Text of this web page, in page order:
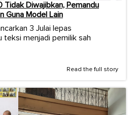
Tidak Diwajibkan, Pemandu
Guna Model Lain
3 Julai lepas
teksi menjadi pemilik sah
Read the full story